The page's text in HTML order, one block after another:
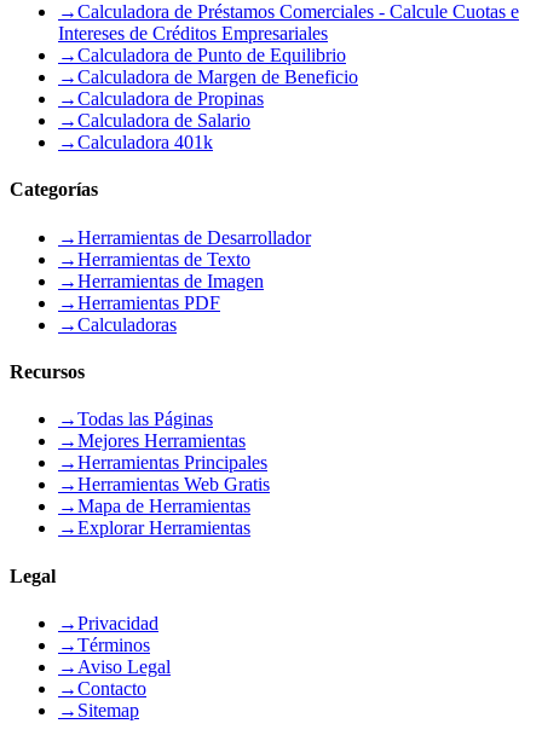
→Calculadora de Préstamos Comerciales - Calcule Cuotas e
Intereses de Créditos Empresariales
→Calculadora de Punto de Equilibrio
→Calculadora de Margen de Beneficio
→Calculadora de Propinas
→Calculadora de Salario
→Calculadora 401k
Categorías
→Herramientas de Desarrollador
→Herramientas de Texto
→Herramientas de Imagen
→Herramientas PDF
→Calculadoras
Recursos
→Todas las Páginas
→Mejores Herramientas
→Herramientas Principales
→Herramientas Web Gratis
→Mapa de Herramientas
→Explorar Herramientas
Legal
→Privacidad
→Términos
→ Aviso Legal
→Contacto
→ Sitemap